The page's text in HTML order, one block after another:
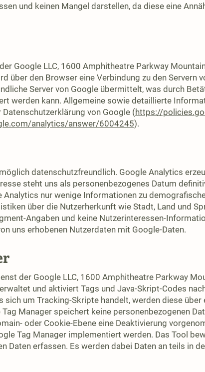
und keinen Mangel darstellen, da diese eine
Google LLC, 1600 Amphitheatre Parkway
über den Browser eine Verbindung zu den Servern
Server von Google übermittelt, was durch
werden kann. Allgemeine sowie detaillierte
von Google (https://
analytics/answer/6004245).
datenschutzfreundlich. Google Analytics
steht uns als personenbezogenes Datum
nur wenige Informationen zu
über die Nutzerherkunft wie Stadt, Land und
Angaben und keine Nutzerinteressen-
uns erhobenen Nutzerdaten mit Google-Daten.
der Google LLC, 1600 Amphitheatre Parkway
und aktiviert Tags und Java-Skript-Codes
um Tracking-Skripte handelt, werden diese über
Manager speichert keine personenbezogenen
oder Cookie-Ebene eine Deaktivierung
Tag Manager implementiert werden. Das Tool
Daten erfassen. Es werden dabei Daten an teils in